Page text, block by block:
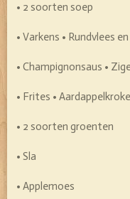
• 2 soorten soep
• Varkens • Rundvlees
• Champignonsaus •
• Frites •
• 2 soorten groenten
• Sla
• Applemoes